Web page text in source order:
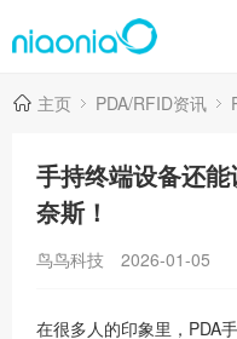
主页 PDA/RFID资讯
手持终端设备还
奈斯！
鸟鸟科技 2026-01-05
在很多人的印象里，PDA